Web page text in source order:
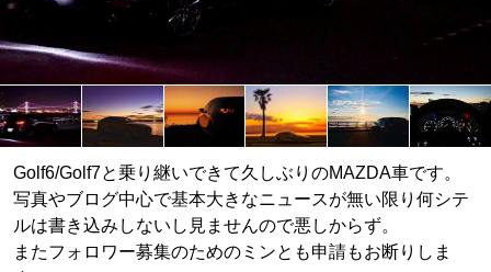
Golf6/Golf7と乗り継いできて久しぶりのMAZDA車です。
写真やブログ中心で基本大きなニュースが無い限り何シテ
ルは書き込みしないし見ませんので悪しからず。
またフォロワー募集のためのミンとも申請もお断りしま